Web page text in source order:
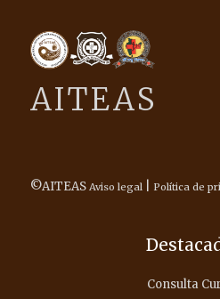
AITEAS
©AITEAS Aviso legal| Política de
Consulta